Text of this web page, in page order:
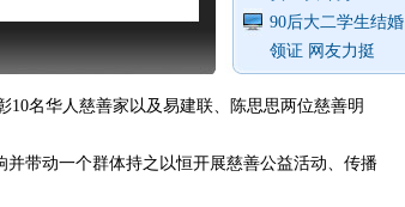
90后大二学生结婚
领证 网友力挺
名华人慈善家以及易建联、陈思思两位慈善明
带动一个群体持之以恒开展慈善公益活动、传播